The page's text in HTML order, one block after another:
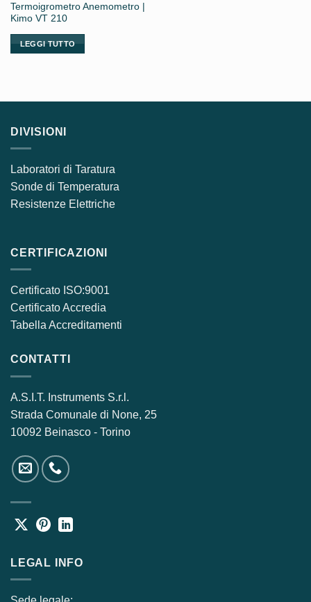
Termoigrometro Anemometro |
Kimo VT 210
LEGGI TUTTO
DIVISIONI
Laboratori di Taratura
Sonde di Temperatura
Resistenze Elettriche
CERTIFICAZIONI
Certificato ISO:9001
Certificato Accredia
Tabella Accreditamenti
CONTATTI
A.S.I.T. Instruments S.r.l.
Strada Comunale di None, 25
10092 Beinasco - Torino
LEGAL INFO